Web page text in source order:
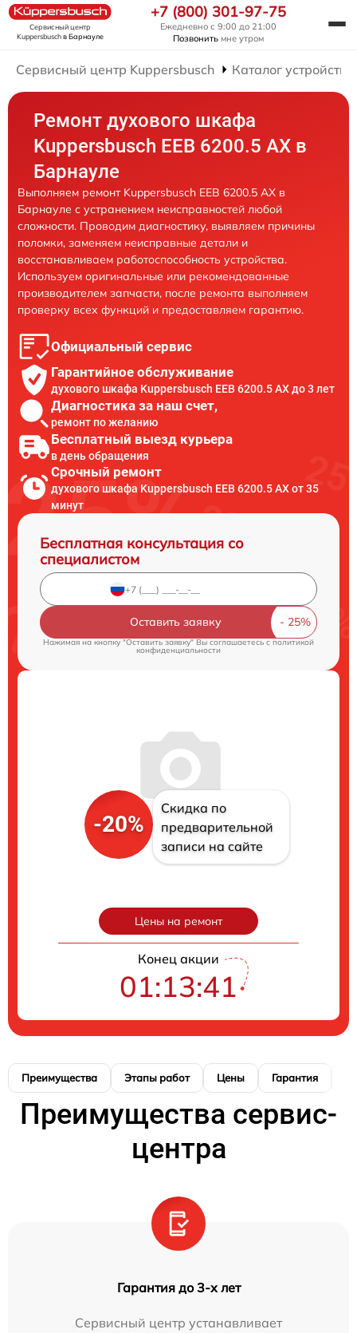
Сервисный центр
Kuppersbuschв Барнауле
+7 (800) 301-97-75
Ежедневно с 9:00 до 21:00
Позвонить мне утром
Сервисный центр Kuppersbusch Каталог устройств
Ремонт духового шкафа
Kuppersbusch EEB 6200.5 AX в
Барнауле
Выполняем ремонт Kuppersbusch EEB 6200.5 AX в
Барнауле с устранением неисправностей любой
сложности. Проводим диагностику, выявляем причины
поломки, заменяем неисправные детали и
восстанавливаем работоспособность устройства.
Используем оригинальные или рекомендованные
производителем запчасти, после ремонта выполняем
проверку всех функций и предоставляем гарантию.
Официальный сервис
Гарантийное обслуживание
духового шкафа Kuppersbusch EEB 6200.5 AX до 3 лет
Диагностика за наш счет,
ремонт по желанию
Бесплатный выезд курьера
в день обращения
Срочный ремонт
духового шкафа Kuppersbusch EEB 6200.5 AX от 35
минут
Бесплатная консультация со
специалистом
Оставить заявку
Нажимая на кнопку "Оставить заявку" Вы соглашаетесь cполитикой
конфиденциальности
-20%
Скидка по
предварительной
записи на сайте
Цены на ремонт
Конец акции
01:13:40
Преимущества Этапы работ Цены Гарантия
Преимущества сервис-
центра
Гарантия до 3-х лет
Сервисный центр устанавливает